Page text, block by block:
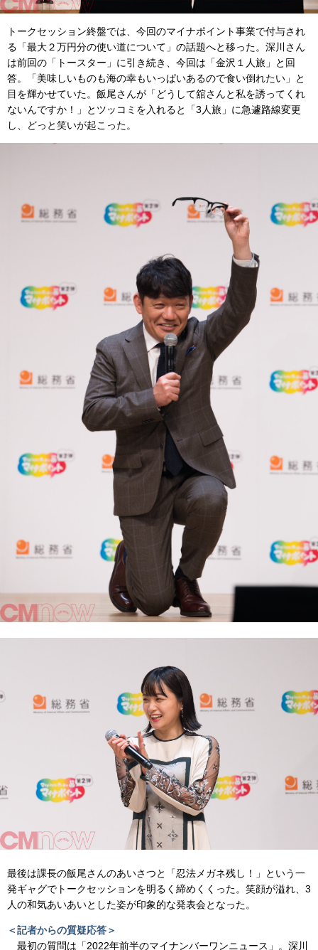
トークセッション終盤では、今回のマイナポイント事業で付与され
る「最大２万円分の使い道について」の話題へと移った。深川さん
は前回の「トースター」に引き続き、今回は「金沢１人旅」と回
答。「美味しいものも海の幸もいっぱいあるので食い倒れたい」と
目を輝かせていた。飯尾さんが「どうして舘さんと私を誘ってくれ
ないんですか！」とツッコミを入れると「3人旅」に急遽路線変更
し、どっと笑いが起こった。
最後は課長の飯尾さんのあいさつと「忍法メガネ残し！」という一
発ギャグでトークセッションを明るく締めくくった。笑顔が溢れ、3
人の和気あいあいとした姿が印象的な発表会となった。
＜記者からの質疑応答＞
最初の質問は「2022年前半のマイナンバーワンニュース」。深川